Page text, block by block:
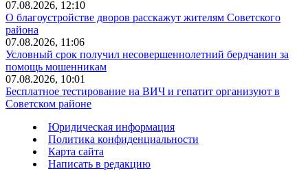
07.08.2026, 12:10
О благоустройстве дворов расскажут жителям Советского
района
07.08.2026, 11:06
Условный срок получил несовершеннолетний бердчанин за
помощь мошенникам
07.08.2026, 10:01
Бесплатное тестирование на ВИЧ и гепатит организуют в
Советском районе
Юридическая информация
Политика конфиденциальности
Карта сайта
Написать в редакцию